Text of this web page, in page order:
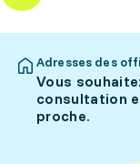
Adresses des
Vous
consultation
proche.